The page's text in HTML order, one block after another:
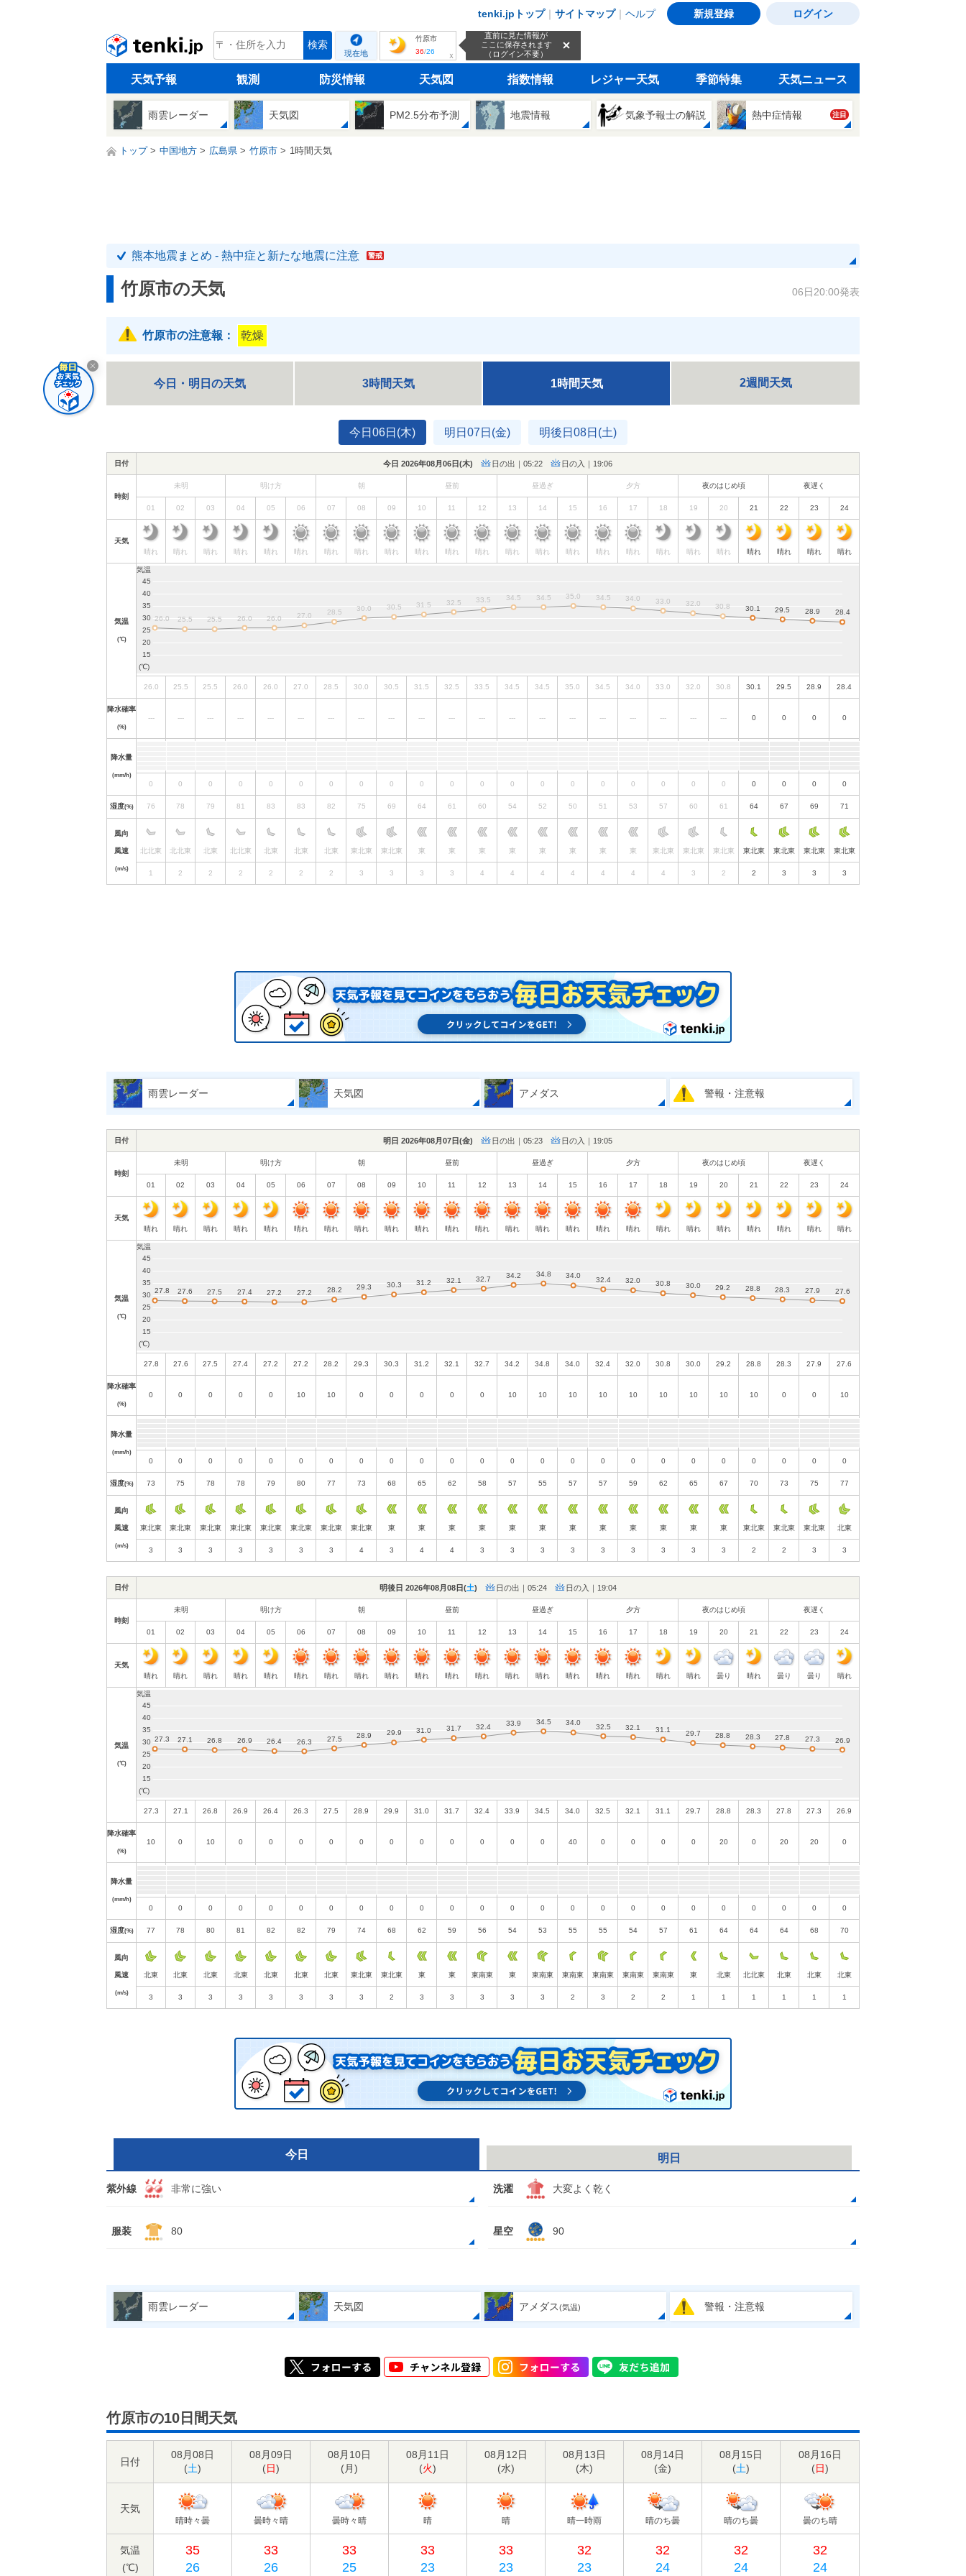
tenki.jpトップ｜ サイトマップ｜ ヘルプ 新規登録 ログイン
tenki.jp 検索
現在地
竹原市
36/26 ｘ
直前に見た情報が
ここに保存されます
（ログイン不要）
天気予報 観測 防災情報 天気図 指数情報 レジャー天気 季節特集 天気ニュース
雨雲レーダー 天気図 PM2.5分布予測 地震情報 気象予報士の解説 熱中症情報 注目
トップ 中国地方 広島県 竹原市 1時間天気
熊本地震まとめ - 熱中症と新たな地震に注意 警戒
竹原市の天気 06日20:00発表
竹原市の注意報： 乾燥
今日・明日の天気 3時間天気 1時間天気 2週間天気
今日06日(木) 明日07日(金) 明後日08日(土)
日付 今日 2026年08月06日(木) 日の出｜05:22 日の入｜19:06
時刻
未明 明け方 朝 昼前 昼過ぎ 夕方 夜のはじめ頃 夜遅く
01 02 03 04 05 06 07 08 09 10 11 12 13 14 15 16 17 18 19 20 21 22 23 24
天気
晴れ
晴れ 晴れ 晴れ 晴れ 晴れ 晴れ 晴れ 晴れ 晴れ 晴れ 晴れ 晴れ 晴れ 晴れ 晴れ 晴れ 晴れ 晴れ 晴れ 晴れ 晴れ 晴れ 晴れ
気温
(℃)
26.0 25.5 25.5 26.0 26.0 27.0 28.5 30.0 30.5 31.5 32.5 33.5 34.5 34.5 35.0 34.5 34.0 33.0 32.0 30.8 30.1 29.5 28.9 28.4
降水確率
(%)
--- --- --- --- --- --- --- --- --- --- --- --- --- --- --- --- --- --- --- --- 0 0 0 0
降水量
(mm/h)
0 0 0 0 0 0 0 0 0 0 0 0 0 0 0 0 0 0 0 0 0 0 0 0
湿度(%) 76 78 79 81 83 83 82 75 69 64 61 60 54 52 50 51 53 57 60 61 64 67 69 71
風向
風速
(m/s)
北北東 北北東 北東 北北東 北東 北東 北東 東北東 東北東 東 東 東 東 東 東 東 東 東北東 東北東 東北東 東北東 東北東 東北東 東北東
1 2 2 2 2 2 2 3 3 3 3 4 4 4 4 4 4 4 3 2 2 3 3 3
雨雲レーダー 天気図 アメダス 警報・注意報
日付 明日 2026年08月07日(金) 日の出｜05:23 日の入｜19:05
時刻
未明 明け方 朝 昼前 昼過ぎ 夕方 夜のはじめ頃 夜遅く
01 02 03 04 05 06 07 08 09 10 11 12 13 14 15 16 17 18 19 20 21 22 23 24
天気
晴れ
晴れ 晴れ 晴れ 晴れ 晴れ 晴れ 晴れ 晴れ 晴れ 晴れ 晴れ 晴れ 晴れ 晴れ 晴れ 晴れ 晴れ 晴れ 晴れ 晴れ 晴れ 晴れ 晴れ
気温
(℃)
27.8 27.6 27.5 27.4 27.2 27.2 28.2 29.3 30.3 31.2 32.1 32.7 34.2 34.8 34.0 32.4 32.0 30.8 30.0 29.2 28.8 28.3 27.9 27.6
降水確率
(%)
0 0 0 0 0 10 10 0 0 0 0 0 10 10 10 10 10 10 10 10 10 0 0 10
降水量
(mm/h)
0 0 0 0 0 0 0 0 0 0 0 0 0 0 0 0 0 0 0 0 0 0 0 0
湿度(%) 73 75 78 78 79 80 77 73 68 65 62 58 57 55 57 57 59 62 65 67 70 73 75 77
風向
風速
(m/s)
東北東 東北東 東北東 東北東 東北東 東北東 東北東 東北東 東 東 東 東 東 東 東 東 東 東 東 東 東北東 東北東 東北東 北東
3 3 3 3 3 3 3 4 3 4 4 3 3 3 3 3 3 3 3 3 2 2 3 3
日付 明後日 2026年08月08日(土) 日の出｜05:24 日の入｜19:04
時刻
未明 明け方 朝 昼前 昼過ぎ 夕方 夜のはじめ頃 夜遅く
01 02 03 04 05 06 07 08 09 10 11 12 13 14 15 16 17 18 19 20 21 22 23 24
天気
晴れ
晴れ 晴れ 晴れ 晴れ 晴れ 晴れ 晴れ 晴れ 晴れ 晴れ 晴れ 晴れ 晴れ 晴れ 晴れ 晴れ 晴れ 晴れ 曇り 晴れ 曇り 曇り 晴れ
気温
(℃)
27.3 27.1 26.8 26.9 26.4 26.3 27.5 28.9 29.9 31.0 31.7 32.4 33.9 34.5 34.0 32.5 32.1 31.1 29.7 28.8 28.3 27.8 27.3 26.9
降水確率
(%)
10 0 10 0 0 0 0 0 0 0 0 0 0 0 40 0 0 0 0 20 0 20 20 0
降水量
(mm/h)
0 0 0 0 0 0 0 0 0 0 0 0 0 0 0 0 0 0 0 0 0 0 0 0
湿度(%) 77 78 80 81 82 82 79 74 68 62 59 56 54 53 55 55 54 57 61 64 64 64 68 70
風向
風速
(m/s)
北東 北東 北東 北東 北東 北東 北東 東北東 東北東 東 東 東南東 東 東南東 東南東 東南東 東南東 東南東 東 北東 北北東 北東 北東 北東
3 3 3 3 3 3 3 3 2 3 3 3 3 3 2 3 2 2 1 1 1 1 1 1
今日 明日
紫外線 非常に強い 洗濯 大変よく乾く
服装 80 星空 90
雨雲レーダー 天気図 アメダス(気温) 警報・注意報
竹原市の10日間天気
日付
08月08日
(土)
08月09日
(日)
08月10日
(月)
08月11日
(火)
08月12日
(水)
08月13日
(木)
08月14日
(金)
08月15日
(土)
08月16日
(日)
天気
晴時々曇 曇時々晴 曇時々晴 晴 晴 晴一時雨 晴のち曇 晴のち曇 曇のち晴
気温
(℃)
35
26
33
26
33
25
33
23
33
23
32
23
32
24
32
24
32
24